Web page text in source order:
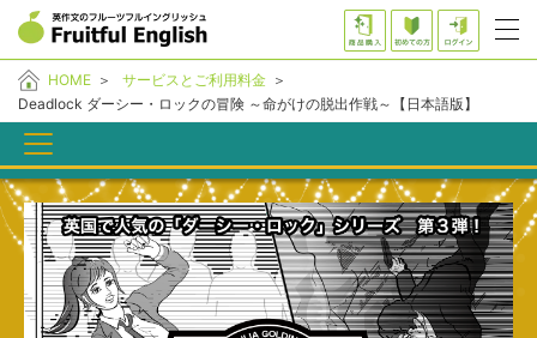
HOME ＞ サービスとご利用料金 ＞
Deadlock ダーシー・ロックの冒険 ～命がけの脱出作戦～【日本語版】